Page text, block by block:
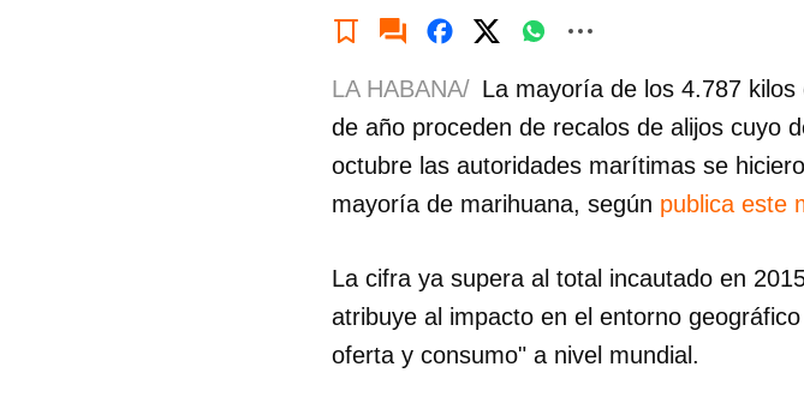
LA HABANA/ La mayoría de los 4.787
de año proceden de recalos de alijos cuyo
octubre las autoridades marítimas se
mayoría de marihuana, según publica este
La cifra ya supera al total incautado en
atribuye al impacto en el entorno
oferta y consumo" a nivel mundial.